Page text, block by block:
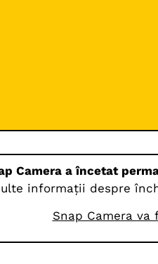
Camera a încetat
informații despre
Snap Camera